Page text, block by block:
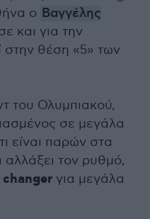
ο Βαγγέλης
και για την
στην θέση «5» των
του Ολυμπιακού,
σε μεγάλα
είναι παρών στα
αλλάξει τον ρυθμό,
changer για μεγάλα